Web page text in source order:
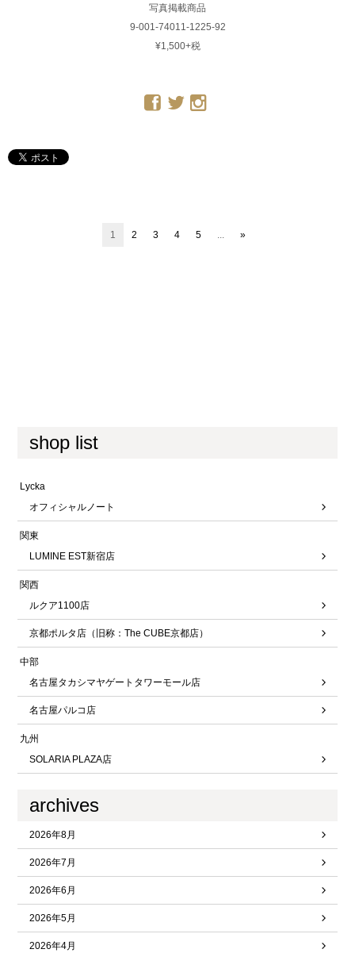
写真掲載商品
9-001-74011-1225-92
¥1,500+税
1 2 3 4 5 ... »
shop list
Lycka
オフィシャルノート
関東
LUMINE EST新宿店
関西
ルクア1100店
京都ポルタ店（旧称：The CUBE京都店）
中部
名古屋タカシマヤゲートタワーモール店
名古屋パルコ店
九州
SOLARIA PLAZA店
archives
2026年8月
2026年7月
2026年6月
2026年5月
2026年4月